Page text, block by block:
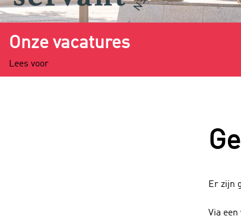
Onze vacatures
Lees voor
Er zijn
Via